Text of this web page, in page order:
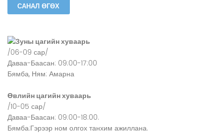
Зуны цагийн хуваарь
/06-09 сар/
Даваа-Баасан: 09:00-17:00
Бямба, Ням: Амарна
Өвлийн цагийн хуваарь
/10-05 сар/
Даваа-Баасан: 09:00-18:00.
Бямба:Гэрээр ном олгох танхим ажиллана.